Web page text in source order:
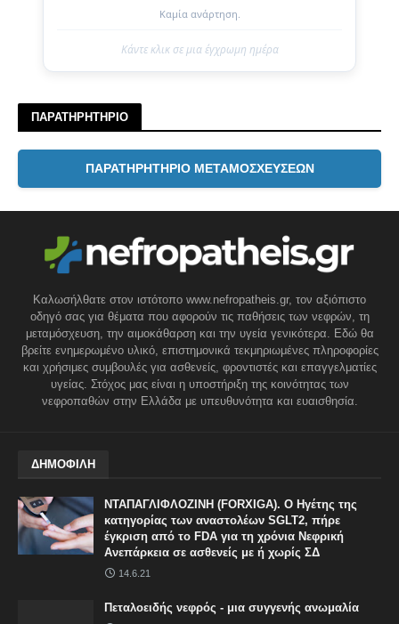
Καμία ανάρτηση.
Κάντε κλικ σε μια έγχρωμη ημέρα
ΠΑΡΑΤΗΡΗΤΗΡΙΟ
ΠΑΡΑΤΗΡΗΤΗΡΙΟ ΜΕΤΑΜΟΣΧΕΥΣΕΩΝ
Καλωσήλθατε στον ιστότοπο www.nefropatheis.gr, τον αξιόπιστο
οδηγό σας για θέματα που αφορούν τις παθήσεις των νεφρών, τη
μεταμόσχευση, την αιμοκάθαρση και την υγεία γενικότερα. Εδώ θα
βρείτε ενημερωμένο υλικό, επιστημονικά τεκμηριωμένες πληροφορίες
και χρήσιμες συμβουλές για ασθενείς, φροντιστές και επαγγελματίες
υγείας. Στόχος μας είναι η υποστήριξη της κοινότητας των
νεφροπαθών στην Ελλάδα με υπευθυνότητα και ευαισθησία.
ΔΗΜΟΦΙΛΗ
ΝΤΑΠΑΓΛΙΦΛΟΖΙΝΗ (FORXIGA). Ο Ηγέτης της
κατηγορίας των αναστολέων SGLT2, πήρε
έγκριση από το FDA για τη χρόνια Νεφρική
Ανεπάρκεια σε ασθενείς με ή χωρίς ΣΔ
14.6.21
Πεταλοειδής νεφρός - μια συγγενής ανωμαλία